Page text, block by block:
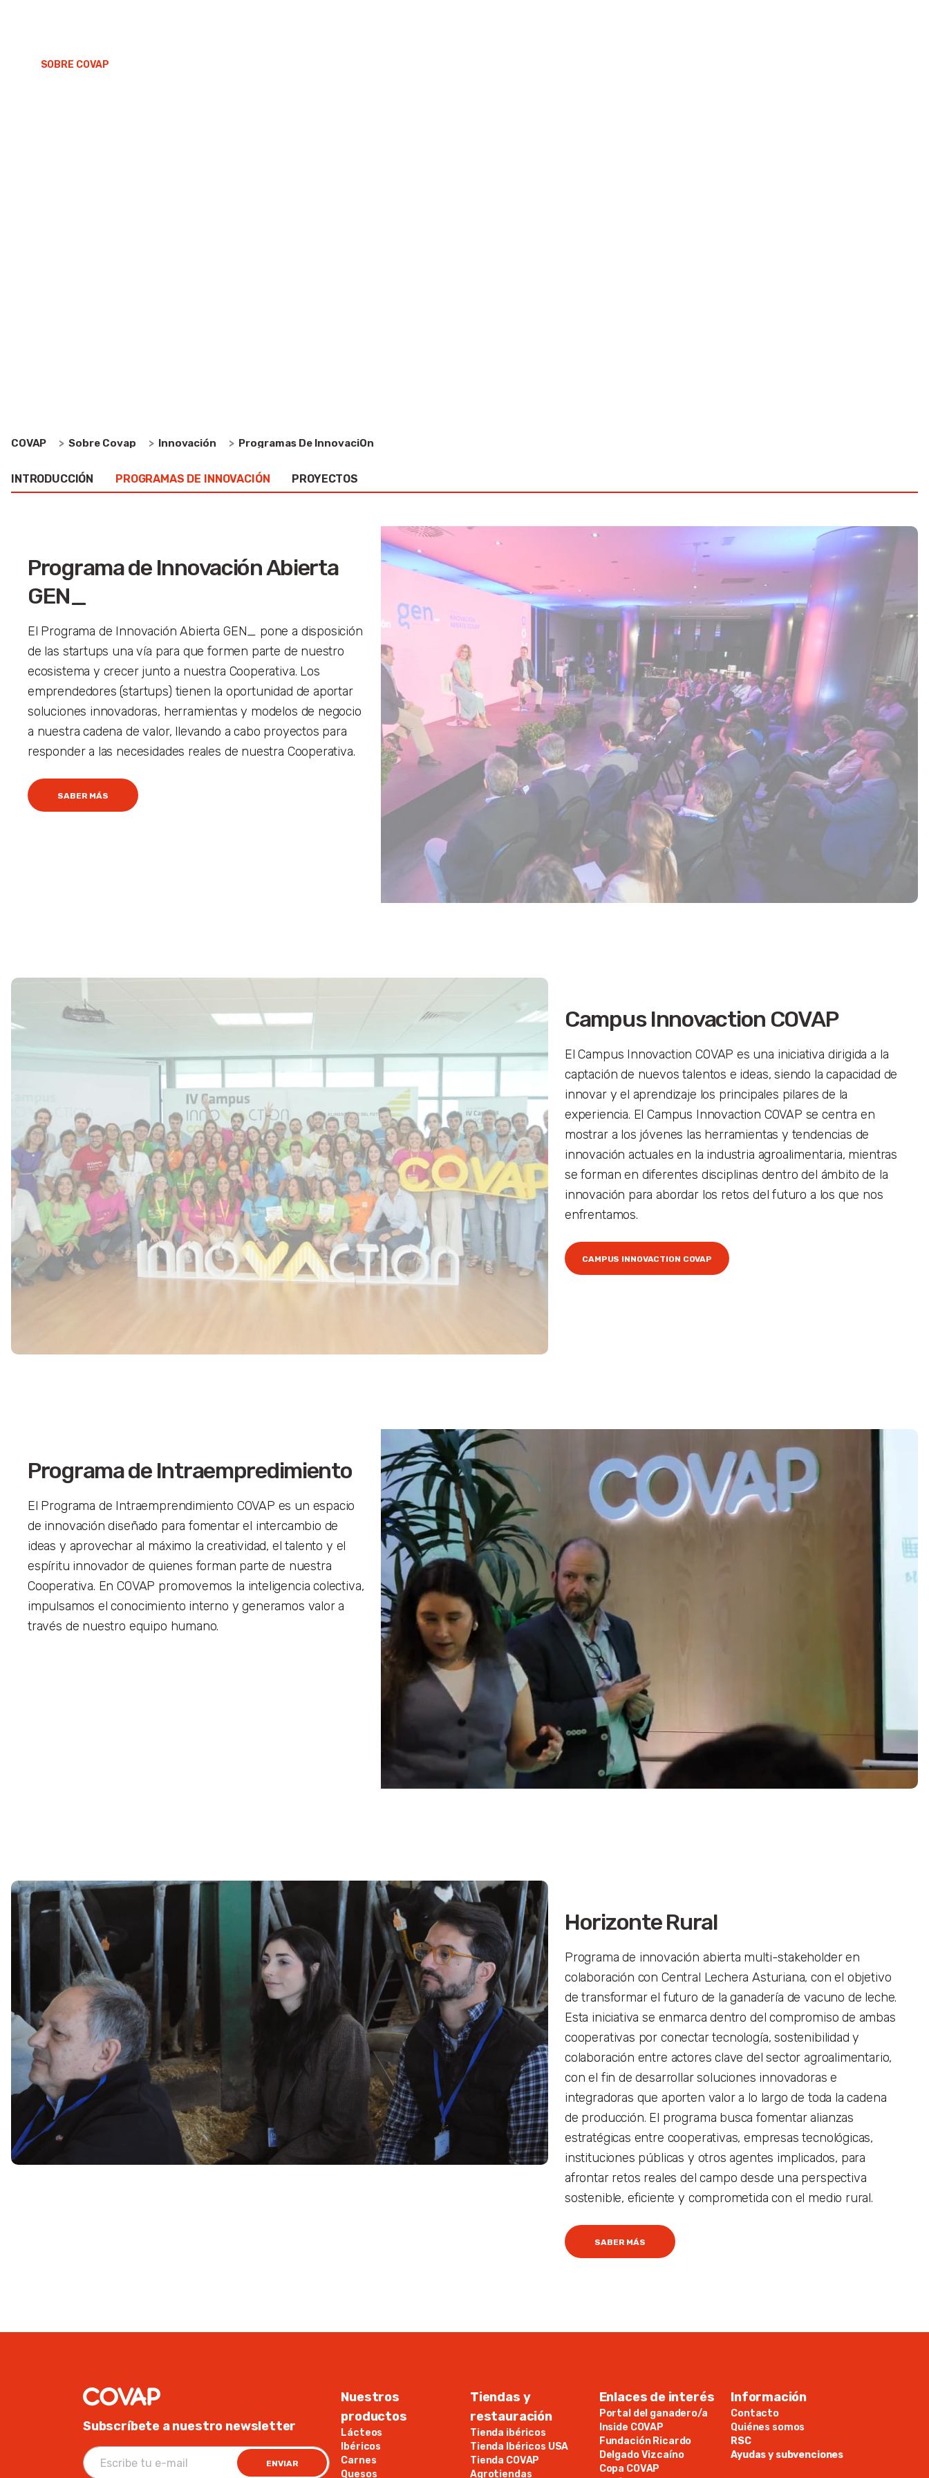
SOBRE COVAP
COVAP Sobre Covap Innovación Programas De InnovaciÓn
INTRODUCCIÓN PROGRAMAS DE INNOVACIÓN PROYECTOS
Programa de Innovación Abierta
GEN_
El Programa de Innovación Abierta GEN_ pone a disposición
de las startups una vía para que formen parte de nuestro
ecosistema y crecer junto a nuestra Cooperativa. Los
emprendedores (startups) tienen la oportunidad de aportar
soluciones innovadoras, herramientas y modelos de negocio
a nuestra cadena de valor, llevando a cabo proyectos para
responder a las necesidades reales de nuestra Cooperativa.
SABER MÁS
Campus Innovaction COVAP
El Campus Innovaction COVAP es una iniciativa dirigida a la
captación de nuevos talentos e ideas, siendo la capacidad de
innovar y el aprendizaje los principales pilares de la
experiencia. El Campus Innovaction COVAP se centra en
mostrar a los jóvenes las herramientas y tendencias de
innovación actuales en la industria agroalimentaria, mientras
se forman en diferentes disciplinas dentro del ámbito de la
innovación para abordar los retos del futuro a los que nos
enfrentamos.
CAMPUS INNOVACTION COVAP
Programa de Intraempredimiento
El Programa de Intraemprendimiento COVAP es un espacio
de innovación diseñado para fomentar el intercambio de
ideas y aprovechar al máximo la creatividad, el talento y el
espíritu innovador de quienes forman parte de nuestra
Cooperativa. En COVAP promovemos la inteligencia colectiva,
impulsamos el conocimiento interno y generamos valor a
través de nuestro equipo humano.
Horizonte Rural
Programa de innovación abierta multi-stakeholder en
colaboración con Central Lechera Asturiana, con el objetivo
de transformar el futuro de la ganadería de vacuno de leche.
Esta iniciativa se enmarca dentro del compromiso de ambas
cooperativas por conectar tecnología, sostenibilidad y
colaboración entre actores clave del sector agroalimentario,
con el fin de desarrollar soluciones innovadoras e
integradoras que aporten valor a lo largo de toda la cadena
de producción. El programa busca fomentar alianzas
estratégicas entre cooperativas, empresas tecnológicas,
instituciones públicas y otros agentes implicados, para
afrontar retos reales del campo desde una perspectiva
sostenible, eficiente y comprometida con el medio rural.
SABER MÁS
Subscríbete a nuestro newsletter
ENVIAR
Nuestros
productos
Lácteos
Ibéricos
Carnes
Quesos
Tiendas y
restauración
Tienda ibéricos
Tienda Ibéricos USA
Tienda COVAP
Agrotiendas
Enlaces de interés
Portal del ganadero/a
Inside COVAP
Fundación Ricardo
Delgado Vizcaíno
Copa COVAP
Información
Contacto
Quiénes somos
RSC
Ayudas y subvenciones